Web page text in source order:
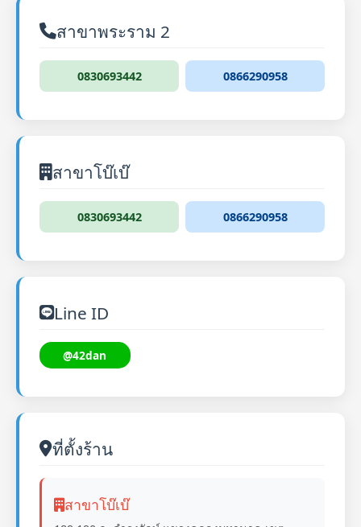
สาขาพระราม 2
0830693442 0866290958
สาขาโบ๊เบ๊
0830693442 0866290958
Line ID
@42dan
ที่ตั้งร้าน
สาขาโบ๊เบ๊